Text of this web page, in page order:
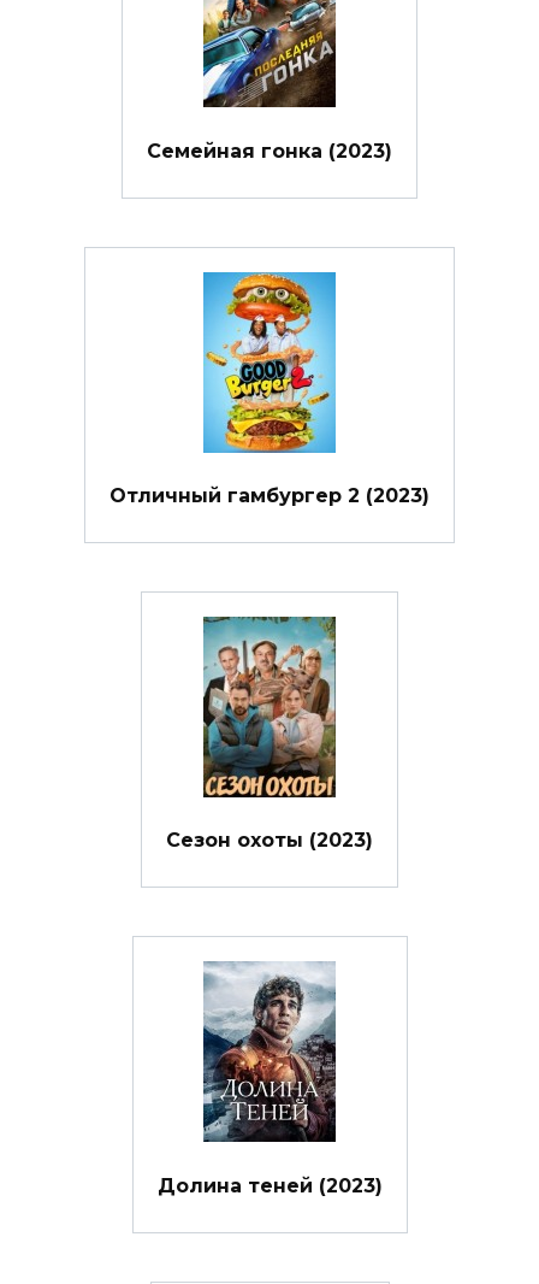
Семейная гонка (2023)
Отличный гамбургер 2 (2023)
Сезон охоты (2023)
Долина теней (2023)